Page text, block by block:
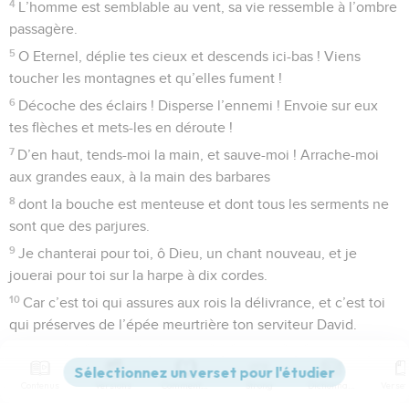
4 L’homme est semblable au vent, sa vie ressemble à l’ombre
passagère.
5 O Eternel, déplie tes cieux et descends ici-bas ! Viens
toucher les montagnes et qu’elles fument !
6 Décoche des éclairs ! Disperse l’ennemi ! Envoie sur eux
tes flèches et mets-les en déroute !
7 D’en haut, tends-moi la main, et sauve-moi ! Arrache-moi
aux grandes eaux, à la main des barbares
8 dont la bouche est menteuse et dont tous les serments ne
sont que des parjures.
9 Je chanterai pour toi, ô Dieu, un chant nouveau, et je
jouerai pour toi sur la harpe à dix cordes.
10 Car c’est toi qui assures aux rois la délivrance, et c’est toi
qui préserves de l’épée meurtrière ton serviteur David.
la bouche est menteuse et dont tous les serments ne sont
Versions Commentaires Strong